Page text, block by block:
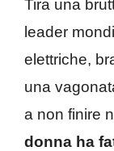
Tira una
leader
elettriche,
una
a non finire
donna ha